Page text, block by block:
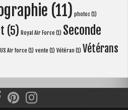
(11) photos (1)
(5) Royal Air Force (1) Seconde
US Air force (1) vente (1) Vétéran (1) Vétérans